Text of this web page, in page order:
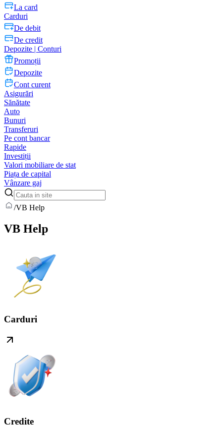
La card
Carduri
De debit
De credit
Depozite | Conturi
Promoții
Depozite
Cont curent
Asigurări
Sănătate
Auto
Bunuri
Transferuri
Pe cont bancar
Rapide
Investiții
Valori mobiliare de stat
Piața de capital
Vânzare gaj
/VB Help
VB Help
Carduri
Credite